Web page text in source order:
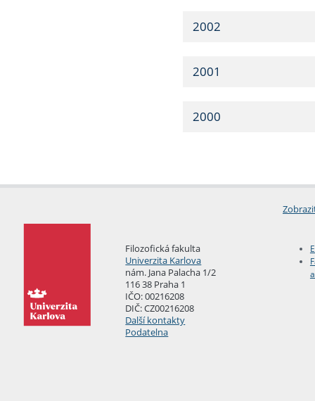
2002
2001
2000
Filozofická fakulta
Univerzita Karlova
nám. Jana Palacha 1/2
116 38 Praha 1
IČO: 00216208
DIČ: CZ00216208
Další kontakty
Podatelna